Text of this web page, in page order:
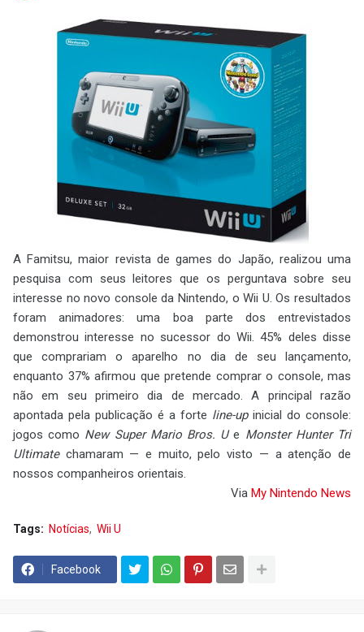
A Famitsu, maior revista de games do Japão, realizou uma
pesquisa com seus leitores que os perguntava sobre seu
interesse no novo console da Nintendo, o Wii U. Os resultados
foram animadores: uma boa parte dos entrevistados
demonstrou interesse no sucessor do Wii. 45% deles disse
que comprariam o aparelho no dia de seu lançamento,
enquanto 37% afirmou que pretende comprar o console, mas
não em seu primeiro dia de mercado. A principal razão
apontada pela publicação é a forte line-upinicial do console:
jogos como New Super Mario Bros. Ue Monster Hunter Tri
Ultimatechamaram — e muito, pelo visto — a atenção de
nossos companheiros orientais.
Via My Nintendo News
Tags: Notícias Wii U
Facebook